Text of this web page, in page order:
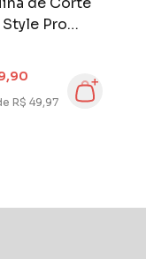
Pro
R$ 49,97